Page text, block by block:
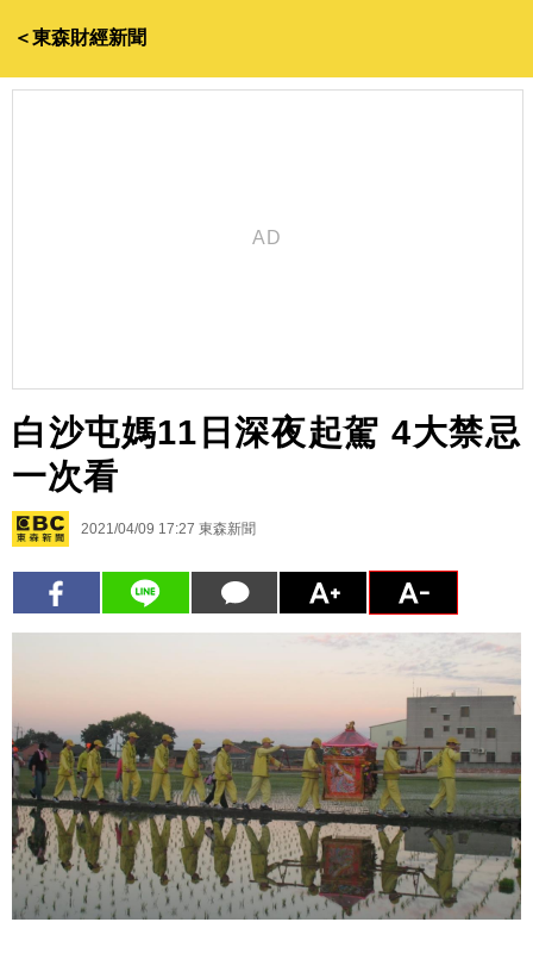
＜東森財經新聞
白沙屯媽11日深夜起駕 4大禁忌
一次看
2021/04/09 17:27 東森新聞